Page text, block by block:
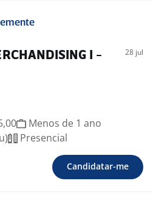
I -
28 jul
Menos de 1 ano
Presencial
Candidatar-me